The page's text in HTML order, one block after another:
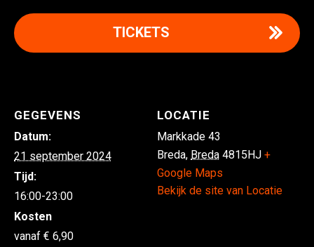
TICKETS
GEGEVENS
Datum:
21 september 2024
Tijd:
16:00-23:00
Kosten
6,90
LOCATIE
Markkade 43
Breda, Breda 4815HJ +
Google Maps
Bekijk de site van Locatie